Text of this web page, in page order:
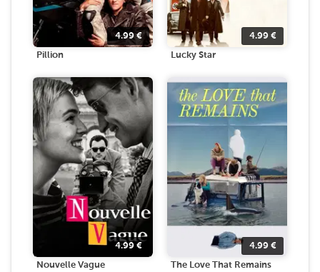
4.99€
Pillion
4.99 €
Lucky Star
4.99 €
Nouvelle Vague
4.99 €
The Love That Remains